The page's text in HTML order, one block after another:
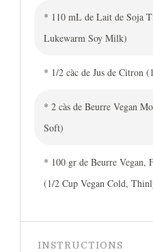
* 110 mL de Lait de Soja
Lukewarm Soy Milk)
* 1/2 càc de Jus de Citron
* 2 càs de Beurre Vegan
Soft)
* 100 gr de Beurre Vegan,
(1/2 Cup Vegan Cold,
INSTRUCTIONS